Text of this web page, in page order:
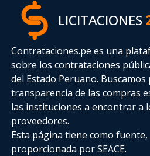
LICITACIONES
Contrataciones.pe es una
sobre los contrataciones
del Estado Peruano.
transparencia de las compras
las instituciones a encontrar a
proveedores.
Esta página tiene como
proporcionada por SEACE.